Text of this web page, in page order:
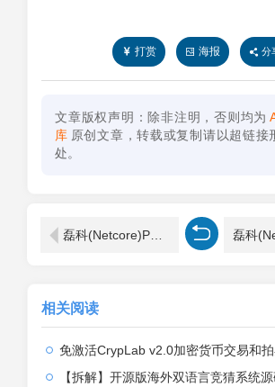
打赏 海报 分
文章版权声明：除非注明，否则均为
库 原创文章，转载或复制请以超链接
处。
磊科(Netcore)Power3无线路由器设置教程
相关阅读
免激活CrypLab v2.0加密货币交易和拍卖系统源码，前台新
【拆解】开源版海外双语言竞猜系统